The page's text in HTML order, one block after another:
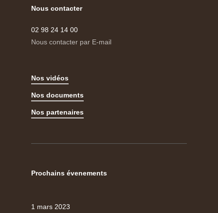
Nous contacter
02 98 24 14 00
Nous contacter par E-mail
Nos vidéos
Nos documents
Nos partenaires
Prochains évenements
1 mars 2023